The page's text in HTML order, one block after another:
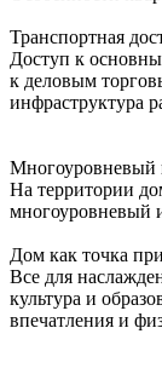
Транспортная
Доступ к
к деловым
инфраструктура
Многоуровневый
На территории
многоуровневый
Дом как точка
Все для
культура и
впечатления и